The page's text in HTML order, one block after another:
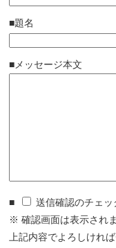
■題名
■メッセージ本文
■ 送信確認のチェッ
※ 確認画面は表示されま
上記内容でよろしけれ